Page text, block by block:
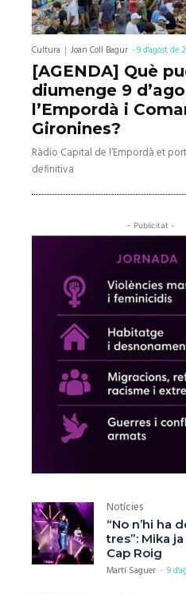
Cultura Joan Coll Bagur -9 d'agost de
[AGENDA] Què
diumenge 9
l’Empordà i
Gironines?
Ràdio Capital de l’Empordà et
definitiva
- Publicitat -
Notícies
“No n’hi ha
tres”: Mika
Cap Roig
Martí Saguer - 9